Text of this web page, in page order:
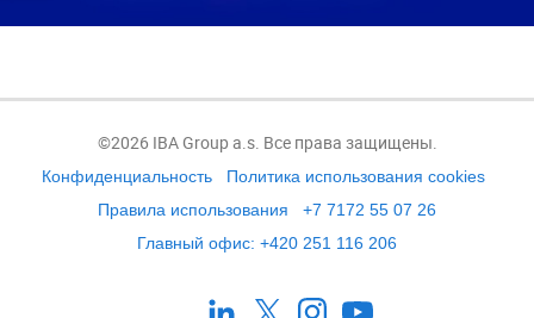
©2026 IBA Group a.s. Все права защищены.
Конфиденциальность
Политика использования cookies
Правила использования
+7 7172 55 07 26
Главный офис: +420 251 116 206